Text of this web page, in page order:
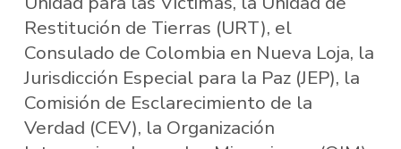
Restitución de Tierras (URT), el
Consulado de Colombia en Nueva Loja, la
Jurisdicción Especial para la Paz (JEP), la
Comisión de Esclarecimiento de la
Verdad (CEV), la Organización